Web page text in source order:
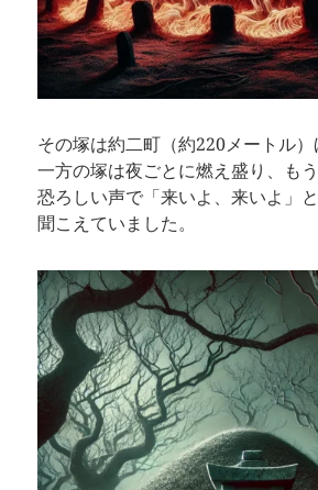
その塚は約二町（約220メートル）
一方の塚は夜ごとに燃え盛り、も
恐ろしい声で「来いよ、来いよ」
聞こえていました。